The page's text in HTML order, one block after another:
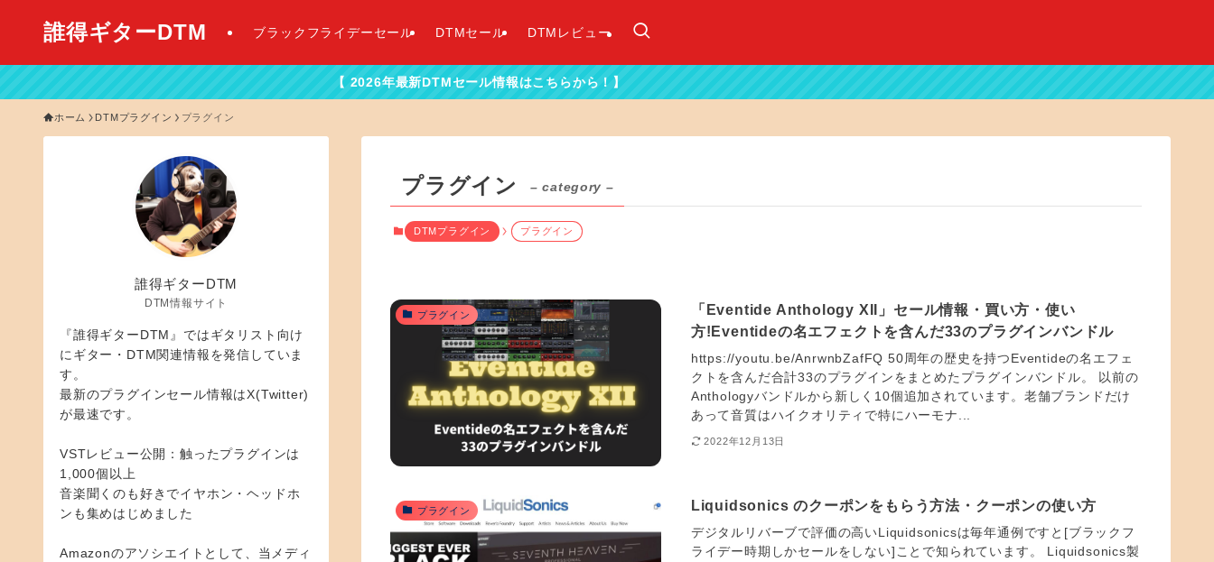
誰得ギターDTM ブラックフライデーセール DTMセール DTMレビュー
【 2026年最新DTMセール情報はこちらから！】
ホーム DTMプラグイン プラグイン
プラグイン – category –
DTMプラグイン プラグイン
プラグイン
「Eventide Anthology XII」セール情報・買い方・使い
方!Eventideの名エフェクトを含んだ33のプラグインバンドル
https://youtu.be/AnrwnbZafFQ 50周年の歴史を持つEventideの名エフェ
クトを含んだ合計33のプラグインをまとめたプラグインバンドル。 以前の
Anthologyバンドルから新しく10個追加されています。老舗ブランドだけ
あって音質はハイクオリティで特にハーモナ...
2022年12月13日
プラグイン Liquidsonics のクーポンをもらう方法・クーポンの使い方
デジタルリバーブで評価の高いLiquidsonicsは毎年通例ですと[ブラックフ
ライデー時期しかセールをしない]ことで知られています。 Liquidsonics製
誰得ギターDTM
DTM情報サイト
『誰得ギターDTM』ではギタリスト向け
にギター・DTM関連情報を発信していま
す。
最新のプラグインセール情報はX(Twitter)
が最速です。
VSTレビュー公開：触ったプラグインは
1,000個以上
音楽聞くのも好きでイヤホン・ヘッドホ
ンも集めはじめました
Amazonのアソシエイトとして、当メディ